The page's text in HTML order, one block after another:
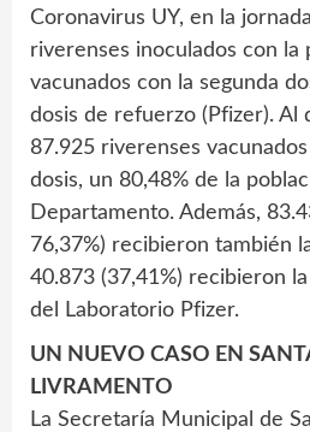
Coronavirus UY, en la
riverenses inoculados con la
vacunados con la segunda
dosis de refuerzo (Pfizer). Al
87.925 riverenses
dosis, un 80,48% de la
Departamento. Además,
76,37%) recibieron también
40.873 (37,41%) recibieron
del Laboratorio Pfizer.
UN NUEVO CASO EN
LIVRAMENTO
La Secretaría Municipal de